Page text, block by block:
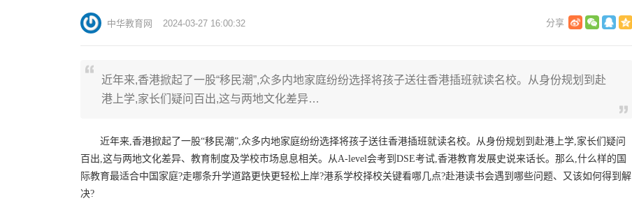
中华教育网 2024-03-27 16:00:32
近年来,香港掀起了一股“移民潮”,众多内地家庭纷纷选择将孩子送往香港插班就读名校。从身份规划到赴
港上学,家长们疑问百出,这与两地文化差异…
近年来,香港掀起了一股“移民潮”,众多内地家庭纷纷选择将孩子送往香港插班就读名校。从身份规划到赴港上学,家长们疑问
百出,这与两地文化差异、教育制度及学校市场息息相关。从A-level会考到DSE考试,香港教育发展史说来话长。那么,什么样的国
际教育最适合中国家庭?走哪条升学道路更快更轻松上岸?港系学校择校关键看哪几点?赴港读书会遇到哪些问题、又该如何得到解
决?